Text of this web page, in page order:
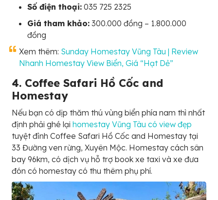
Số điện thoại: 035 725 2325
Giá tham khảo: 300.000 đồng – 1.800.000
đồng
Xem thêm: Sunday Homestay Vũng Tàu | Review
Nhanh Homestay View Biển, Giá “Hạt Dẻ”
4. Coffee Safari Hồ Cốc and
Homestay
Nếu bạn có dịp thăm thú vùng biển phía nam thì nhất
định phải ghé lại homestay Vũng Tàu có view đẹp
tuyệt đỉnh Coffee Safari Hồ Cốc and Homestay tại
33 Đường ven rừng, Xuyên Mộc. Homestay cách sân
bay 96km, có dịch vụ hỗ trợ book xe taxi và xe đưa
đón có homestay có thu thêm phụ phí.